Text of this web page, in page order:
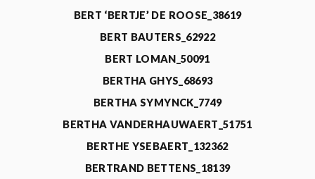
BERT ‘BERTJE’ DE ROOSE_38619
BERT BAUTERS_62922
BERT LOMAN_50091
BERTHA GHYS_68693
BERTHA SYMYNCK_7749
BERTHA VANDERHAUWAERT_51751
BERTHE YSEBAERT_132362
BERTRAND BETTENS_18139